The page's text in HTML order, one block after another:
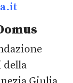
della